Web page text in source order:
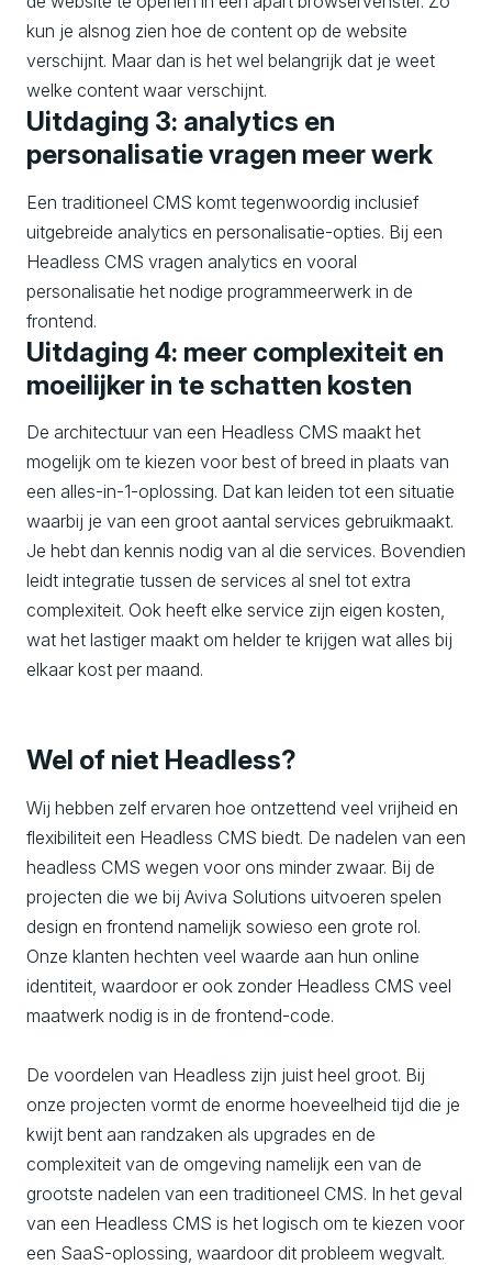
kun je alsnog zien hoe de content op de website
verschijnt. Maar dan is het wel belangrijk dat je weet
welke content waar verschijnt.
Uitdaging 3: analytics en
personalisatie vragen meer werk
Een traditioneel CMS komt tegenwoordig inclusief
uitgebreide analytics en personalisatie-opties. Bij een
Headless CMS vragen analytics en vooral
personalisatie het nodige programmeerwerk in de
frontend.
Uitdaging 4: meer complexiteit en
moeilijker in te schatten kosten
De architectuur van een Headless CMS maakt het
mogelijk om te kiezen voor best of breed in plaats van
een alles-in-1-oplossing. Dat kan leiden tot een situatie
waarbij je van een groot aantal services gebruikmaakt.
Je hebt dan kennis nodig van al die services. Bovendien
leidt integratie tussen de services al snel tot extra
complexiteit. Ook heeft elke service zijn eigen kosten,
wat het lastiger maakt om helder te krijgen wat alles bij
elkaar kost per maand.
Wel of niet Headless?
Wij hebben zelf ervaren hoe ontzettend veel vrijheid en
flexibiliteit een Headless CMS biedt. De nadelen van een
headless CMS wegen voor ons minder zwaar. Bij de
projecten die we bij Aviva Solutions uitvoeren spelen
design en frontend namelijk sowieso een grote rol.
Onze klanten hechten veel waarde aan hun online
identiteit, waardoor er ook zonder Headless CMS veel
maatwerk nodig is in de frontend-code.
De voordelen van Headless zijn juist heel groot. Bij
onze projecten vormt de enorme hoeveelheid tijd die je
kwijt bent aan randzaken als upgrades en de
complexiteit van de omgeving namelijk een van de
grootste nadelen van een traditioneel CMS. In het geval
van een Headless CMS is het logisch om te kiezen voor
een SaaS-oplossing, waardoor dit probleem wegvalt.